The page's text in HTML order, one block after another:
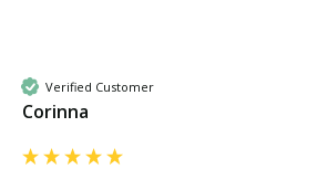
Verified Customer
Corinna